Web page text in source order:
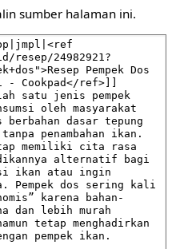
sumber halaman ini.